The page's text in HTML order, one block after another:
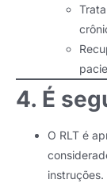
4. É
O RLT é
instruções.